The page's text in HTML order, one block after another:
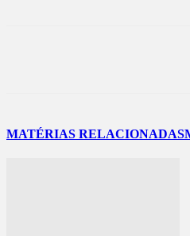
MATÉRIAS RELACIONADAS